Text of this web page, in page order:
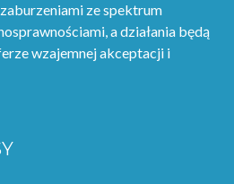
ze spektrum
a działania będą
wzajemnej akceptacji i